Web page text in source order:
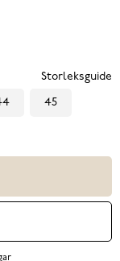
Storleksguide
45